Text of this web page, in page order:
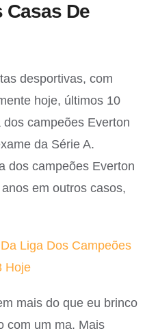
Casas De
desportivas, com
hoje, últimos 10
campeões Everton
da Série A.
dos campeões Everton
em outros casos,
Liga Dos Campeões
Hoje
mais do que eu brinco
com um ma. Mais